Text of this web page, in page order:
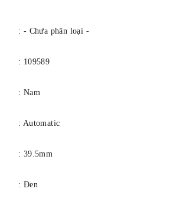
: - Chưa phân loại -
: 109589
: Nam
: Automatic
: 39.5mm
: Đen